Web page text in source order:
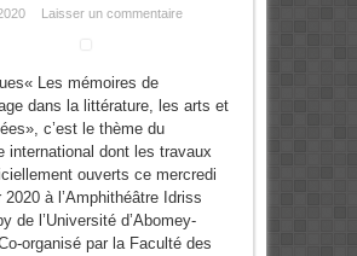
Laisser un commentaire
Les mémoires de
dans la littérature, les arts et
c’est le thème du
international dont les travaux
ouverts ce mercredi
2020 à l’Amphithéâtre Idriss
de l’Université d’Abomey-
organisé par la Faculté des